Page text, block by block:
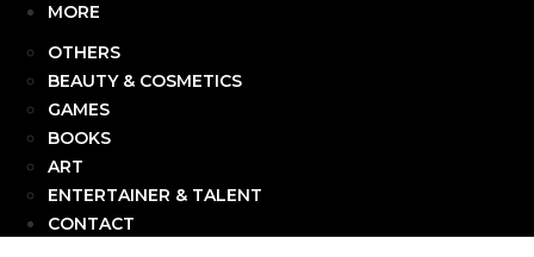
MORE
OTHERS
BEAUTY & COSMETICS
GAMES
BOOKS
ART
ENTERTAINER & TALENT
CONTACT